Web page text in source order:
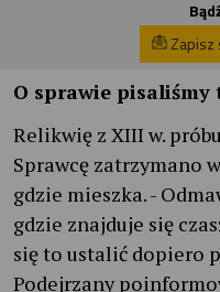
O sprawie pisaliśmy
Relikwię z XIII w.
Sprawcę zatrzymano
gdzie mieszka. -
gdzie znajduje się
się to ustalić dopiero
Podejrzany